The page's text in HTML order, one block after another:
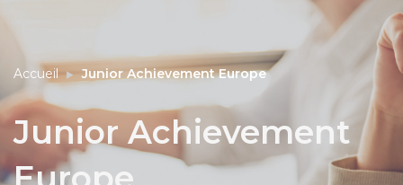
Accueil Junior Achievement Europe
Junior Achievement